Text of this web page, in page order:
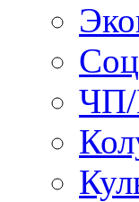
ЧП/